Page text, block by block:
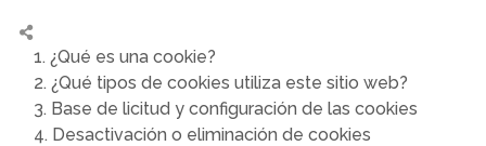
1. ¿Qué es una cookie?
2. ¿Qué tipos de cookies utiliza este sitio web?
3. Base de licitud y configuración de las cookies
4. Desactivación o eliminación de cookies